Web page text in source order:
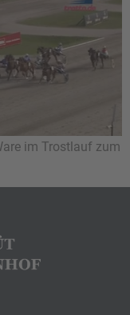
im Trostlauf zum